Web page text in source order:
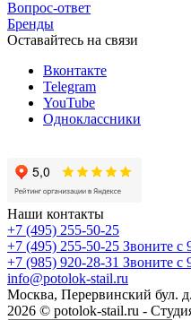
Вопрос-ответ
Бренды
Оставайтесь на связи
Вконтакте
Telegram
YouTube
Одноклассники
Наши контакты
+7 (495) 255-50-25
+7 (495) 255-50-25 Звоните с
+7 (985) 920-28-31 Звоните с
info@potolok-stail.ru
Москва, Перервинский бул.
2026 © potolok-stail.ru -